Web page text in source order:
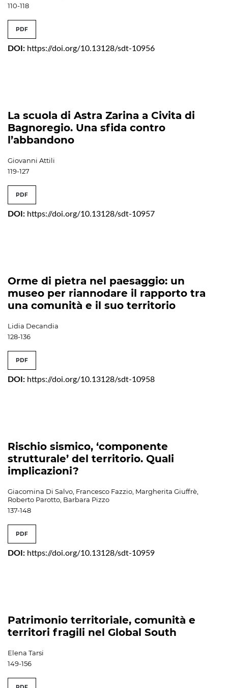
110-118
PDF
DOI: https://doi.org/10.13128/sdt-10956
La scuola di Astra Zarina a Civita di
Bagnoregio. Una sfida contro
l’abbandono
Giovanni Attili
119-127
PDF
DOI: https://doi.org/10.13128/sdt-10957
Orme di pietra nel paesaggio: un
museo per riannodare il rapporto tra
una comunità e il suo territorio
Lidia Decandia
128-136
PDF
DOI: https://doi.org/10.13128/sdt-10958
Rischio sismico, ‘componente
strutturale’ del territorio. Quali
implicazioni?
Giacomina Di Salvo, Francesco Fazzio, Margherita Giuffrè,
Roberto Parotto, Barbara Pizzo
137-148
PDF
DOI: https://doi.org/10.13128/sdt-10959
Patrimonio territoriale, comunità e
territori fragili nel Global South
Elena Tarsi
149-156